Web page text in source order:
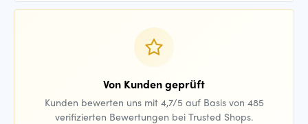
Von Kunden geprüft
Kunden bewerten uns mit 4,7/5 auf Basis von 485
verifizierten Bewertungen bei Trusted Shops.